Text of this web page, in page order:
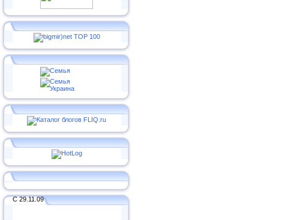
С 29.11.09